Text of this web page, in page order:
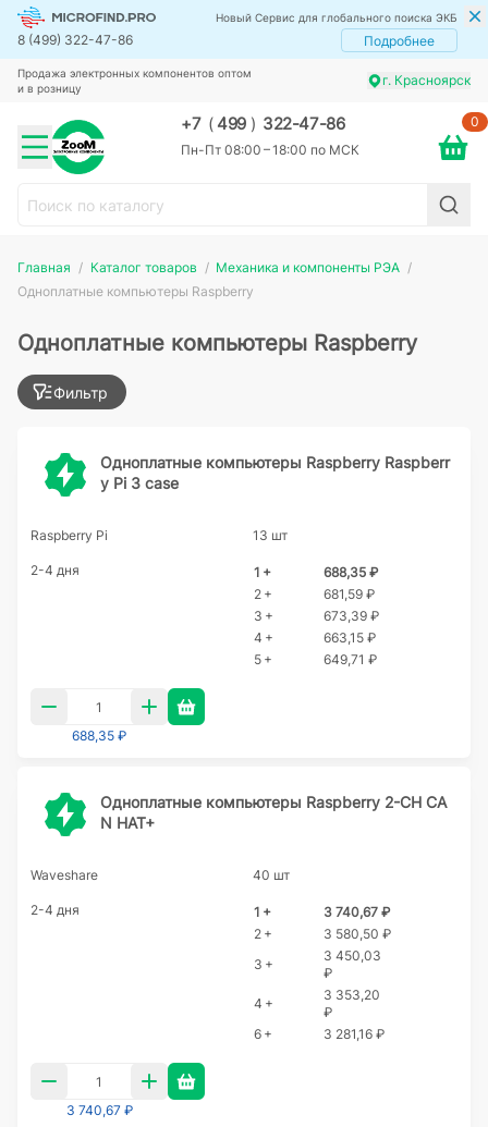
Новый Сервис для глобального поиска ЭКБ
8 (499) 322-47-86 Подробнее
Продажа электронных компонентов оптом
и в розницу
г. Красноярск
+7 (499 ) 322-47-86
Пн-Пт 08:00 – 18:00 по МСК
0
Главная Каталог товаров
Механика и компоненты РЭА
Одноплатные компьютеры Raspberry
Одноплатные компьютеры Raspberry
Фильтр
Одноплатные компьютеры Raspberry Raspberr
y Pi 3 case
Raspberry Pi 13 шт
2-4 дня 1 +
688,35 ₽
2 +
681,59 ₽
3 +
673,39 ₽
4 +
663,15 ₽
5 +
649,71 ₽
688,35 ₽
Одноплатные компьютеры Raspberry 2-CH CA
N HAT+
Waveshare 40 шт
2-4 дня 1 +
3 740,67 ₽
2 +
3 580,50 ₽
3 +
3 450,03
₽
4 +
3 353,20
₽
6 +
3 281,16 ₽
3 740,67 ₽